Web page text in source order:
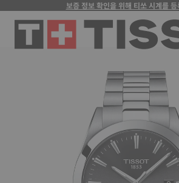
보증 정보 확인을 위해 티쏘 시계를